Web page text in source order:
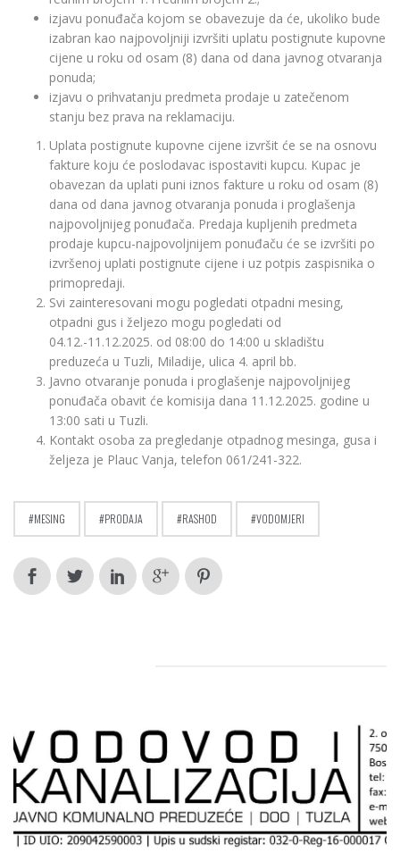
izjavu ponuđača kojom se obavezuje da će, ukoliko bude
izabran kao najpovoljniji izvršiti uplatu postignute kupovne
cijene u roku od osam (8) dana od dana javnog otvaranja
ponuda;
izjavu o prihvatanju predmeta prodaje u zatečenom
stanju bez prava na reklamaciju.
Uplata postignute kupovne cijene izvršit će se na osnovu
fakture koju će poslodavac ispostaviti kupcu. Kupac je
obavezan da uplati puni iznos fakture u roku od osam (8)
dana od dana javnog otvaranja ponuda i proglašenja
najpovoljnijeg ponuđača. Predaja kupljenih predmeta
prodaje kupcu-najpovoljnijem ponuđaču će se izvršiti po
izvršenoj uplati postignute cijene i uz potpis zaspisnika o
primopredaji.
Svi zainteresovani mogu pogledati otpadni mesing,
otpadni gus i željezo mogu pogledati od
04.12.-11.12.2025. od 08:00 do 14:00 u skladištu
preduzeća u Tuzli, Miladije, ulica 4. april bb.
Javno otvaranje ponuda i proglašenje najpovoljnijeg
ponuđača obavit će komisija dana 11.12.2025. godine u
13:00 sati u Tuzli.
Kontakt osoba za pregledanje otpadnog mesinga, gusa i
željeza je Plauc Vanja, telefon 061/241-322.
MESING PRODAJA RASHOD VODOMJERI